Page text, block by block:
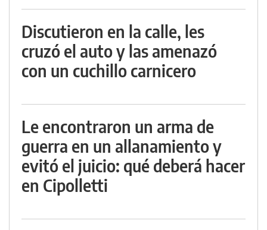
Discutieron en la calle, les
cruzó el auto y las amenazó
con un cuchillo carnicero
Le encontraron un arma de
guerra en un allanamiento y
evitó el juicio: qué deberá hacer
en Cipolletti